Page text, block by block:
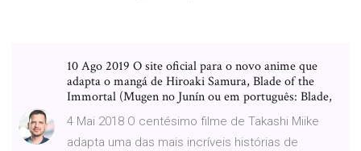
10 Ago 2019 O site oficial para o novo anime que
adapta o mangá de Hiroaki Samura, Blade of the
Immortal (Mugen no Junín ou em português: Blade,
4 Mai 2018 O centésimo filme de Takashi Miike
adapta uma das mais incríveis histórias de